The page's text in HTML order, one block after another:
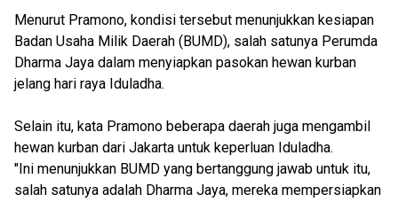
Menurut Pramono, kondisi tersebut menunjukkan kesiapan
Badan Usaha Milik Daerah (BUMD), salah satunya Perumda
Dharma Jaya dalam menyiapkan pasokan hewan kurban
jelang hari raya Iduladha.
Selain itu, kata Pramono beberapa daerah juga mengambil
hewan kurban dari Jakarta untuk keperluan Iduladha.
"Ini menunjukkan BUMD yang bertanggung jawab untuk itu,
salah satunya adalah Dharma Jaya, mereka mempersiapkan